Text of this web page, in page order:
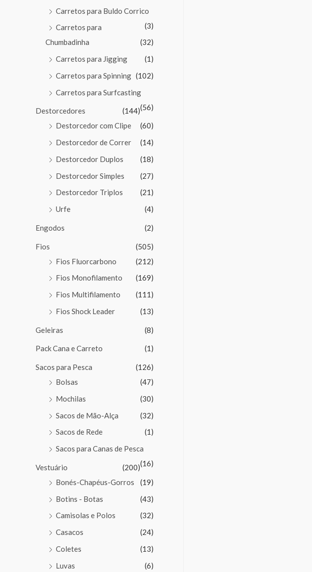
Carretos para Buldo Corrico
(3)
Carretos para
Chumbadinha
(32)
Carretos para Jigging
(1)
Carretos para Spinning (102)
Carretos para Surfcasting
(56)
Destorcedores
(144)
Destorcedor com Clipe
(60)
Destorcedor de Correr
(14)
Destorcedor Duplos
(18)
Destorcedor Simples
(27)
Destorcedor Triplos
(21)
Urfe
(4)
Engodos (2)
Fios
(505)
Fios Fluorcarbono
(212)
Fios Monofilamento
(169)
Fios Multifilamento
(111)
Fios Shock Leader
(13)
Geleiras (8)
Pack Cana e Carreto (1)
Sacos para Pesca
(126)
Bolsas
(47)
Mochilas
(30)
Sacos de Mão-Alça
(32)
Sacos de Rede
(1)
Sacos para Canas de Pesca
(16)
Vestuário
(200)
Bonés-Chapéus-Gorros
(19)
Botins - Botas
(43)
Camisolas e Polos
(32)
Casacos
(24)
Coletes
(13)
Luvas
(6)